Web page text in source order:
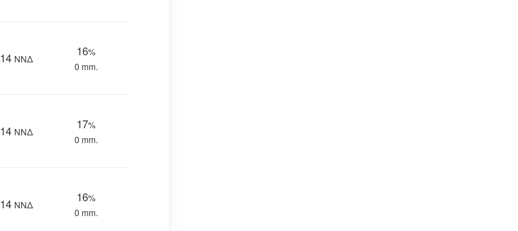
14 ΝΝΔ
16%
0 mm.
14 ΝΝΔ
17%
0 mm.
14 ΝΝΔ
16%
0 mm.